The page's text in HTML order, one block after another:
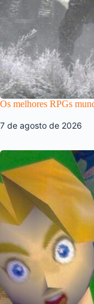
Os melhores RPGs
7 de agosto de 2026